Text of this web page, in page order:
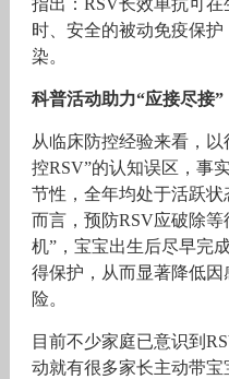
时、安全的被动免疫保
染。
科普活动助力“应接尽接
从临床防控经验来看，
控RSV”的认知误区，事
节性，全年均处于活跃
而言，预防RSV应破除等
机”，宝宝出生后尽早完
得保护，从而显著降低
险。
目前不少家庭已意识到
动就有很多家长主动带